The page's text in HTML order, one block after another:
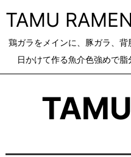
TAMU RAMEN
鶏ガラをメインに、豚ガラ、
日かけて作る魚介色強めで脂